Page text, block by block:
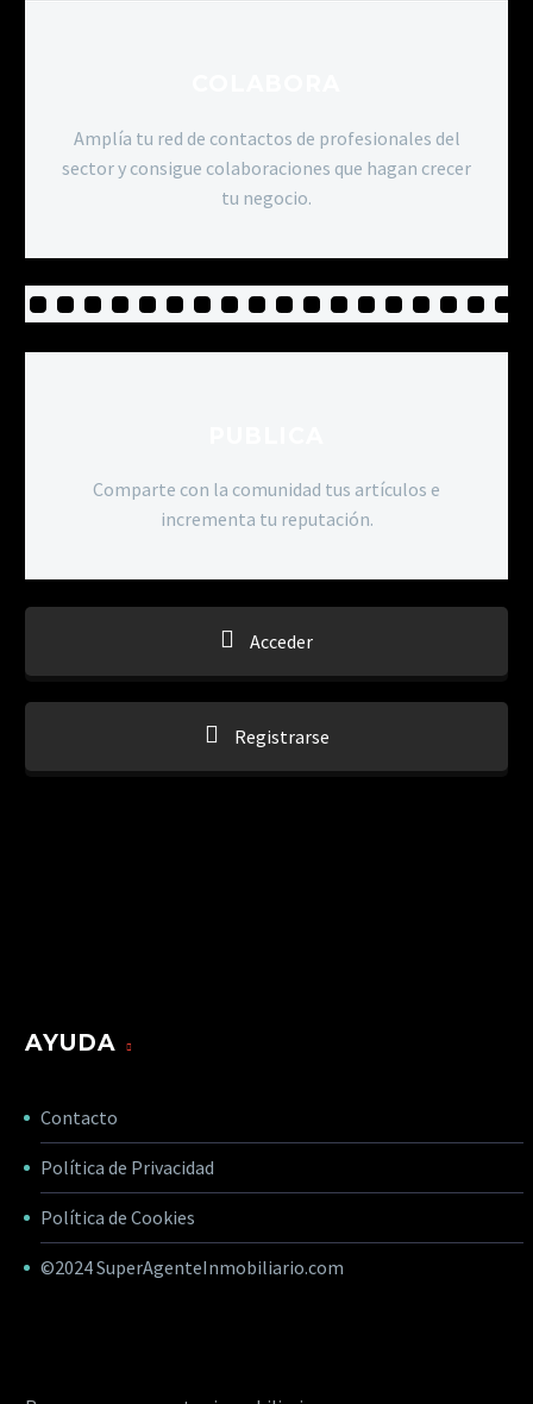
Amplía tu red de contactos de profesionales del
sector y consigue colaboraciones que hagan crecer
tu negocio.
Comparte con la comunidad tus artículos e
incrementa tu reputación.
Acceder
Registrarse
AYUDA
Contacto
Política de Privacidad
Política de Cookies
©2024SuperAgenteInmobiliario.com